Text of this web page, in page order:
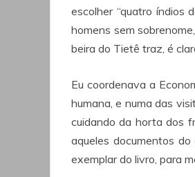
escolher “quatro índios
homens sem
beira do Tietê traz, é
Eu coordenava a
humana, e numa das
cuidando da horta dos
aqueles documentos
exemplar do livro, para